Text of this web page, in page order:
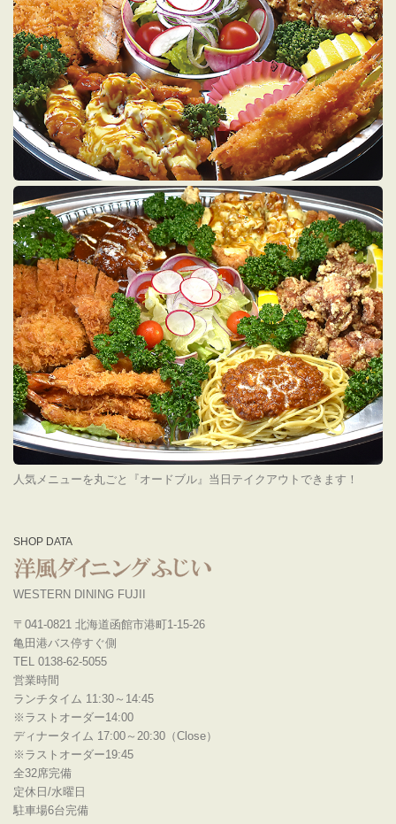
人気メニューを丸ごと『オードブル』当日テイクアウトできます！
SHOP DATA
WESTERN DINING FUJII
〒041-0821 北海道函館市港町1-15-26
亀田港バス停すぐ側
TEL 0138-62-5055
営業時間
ランチタイム 11:30～14:45
※ラストオーダー14:00
ディナータイム 17:00～20:30（Close）
※ラストオーダー19:45
全32席完備
定休日/水曜日
駐車場6台完備